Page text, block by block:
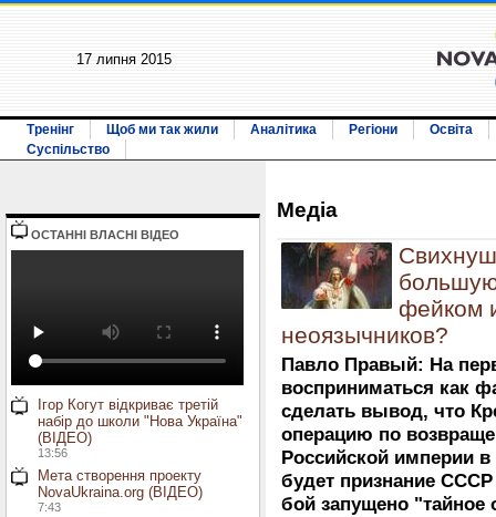
17 липня 2015
Тренінг Щоб ми так жили Аналітика Регіони
Освіта
Суспільство
ОСТАННI ВЛАСНI ВIДЕО
Ігор Когут відкриває третій
набір до школи "Нова Україна"
(ВІДЕО)
13:56
Мета створення проекту
NovaUkraina.org (ВІДЕО)
7:43
Медiа
фейком
неоязычников?
Павло Правый: На
восприниматься как
сделать вывод, что
операцию по
Российской империи
будет признание
бой запущено "тайное